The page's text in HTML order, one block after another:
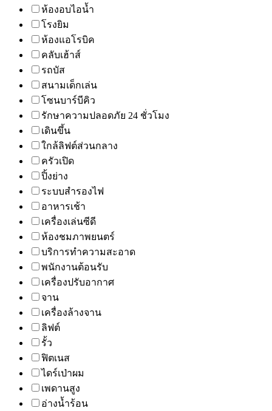
ห้องอบไอน้ำ
โรงยิม
ห้องแอโรบิค
คลับเฮ้าส์
รถบัส
สนามเด็กเล่น
โซนบาร์บีคิว
รักษาความปลอดภัย 24 ชั่วโมง
เดินขึ้น
ใกล้ลิฟต์ส่วนกลาง
ครัวเปิด
ปิ้งย่าง
ระบบสำรองไฟ
อาหารเช้า
เครื่องเล่นซีดี
ห้องชมภาพยนตร์
บริการทำความสะอาด
พนักงานต้อนรับ
เครื่องปรับอากาศ
จาน
เครื่องล้างจาน
ลิฟต์
รั้ว
ฟิตเนส
ไดร์เป่าผม
เพดานสูง
อ่างน้ำร้อน